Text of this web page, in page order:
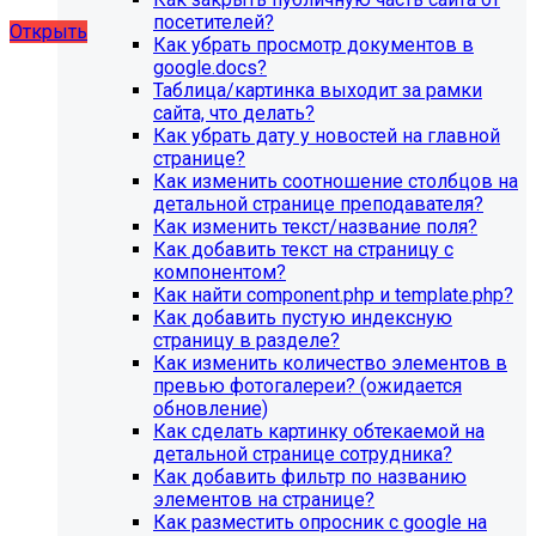
художественной школы, SIMAI: Сайт школы
Открыть
посетителей?
Как убрать просмотр документов в
google.docs?
Таблица/картинка выходит за рамки
сайта, что делать?
Как убрать дату у новостей на главной
странице?
Как изменить соотношение столбцов на
детальной странице преподавателя?
Как изменить текст/название поля?
Как добавить текст на страницу с
компонентом?
Как найти component.php и template.php?
Как добавить пустую индексную
страницу в разделе?
Как изменить количество элементов в
превью фотогалереи? (ожидается
обновление)
Как сделать картинку обтекаемой на
детальной странице сотрудника?
Как добавить фильтр по названию
элементов на странице?
Как разместить опросник с google на